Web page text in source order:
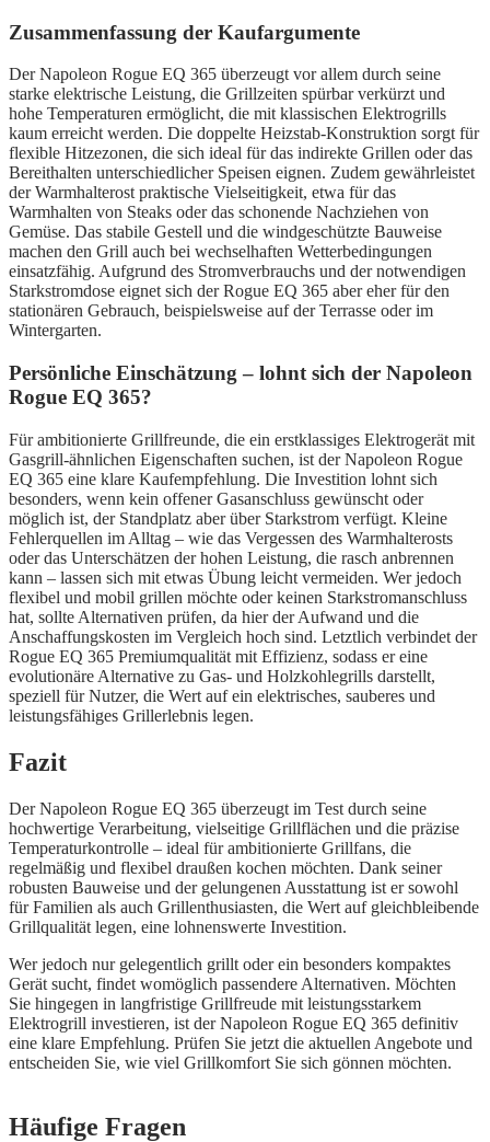
Zusammenfassung der Kaufargumente
Der Napoleon Rogue EQ 365 überzeugt vor allem durch seine
starke elektrische Leistung, die Grillzeiten spürbar verkürzt und
hohe Temperaturen ermöglicht, die mit klassischen Elektrogrills
kaum erreicht werden. Die doppelte Heizstab-Konstruktion sorgt für
flexible Hitzezonen, die sich ideal für das indirekte Grillen oder das
Bereithalten unterschiedlicher Speisen eignen. Zudem gewährleistet
der Warmhalterost praktische Vielseitigkeit, etwa für das
Warmhalten von Steaks oder das schonende Nachziehen von
Gemüse. Das stabile Gestell und die windgeschützte Bauweise
machen den Grill auch bei wechselhaften Wetterbedingungen
einsatzfähig. Aufgrund des Stromverbrauchs und der notwendigen
Starkstromdose eignet sich der Rogue EQ 365 aber eher für den
stationären Gebrauch, beispielsweise auf der Terrasse oder im
Wintergarten.
Persönliche Einschätzung – lohnt sich der Napoleon
Rogue EQ 365?
Für ambitionierte Grillfreunde, die ein erstklassiges Elektrogerät mit
Gasgrill-ähnlichen Eigenschaften suchen, ist der Napoleon Rogue
EQ 365 eine klare Kaufempfehlung. Die Investition lohnt sich
besonders, wenn kein offener Gasanschluss gewünscht oder
möglich ist, der Standplatz aber über Starkstrom verfügt. Kleine
Fehlerquellen im Alltag – wie das Vergessen des Warmhalterosts
oder das Unterschätzen der hohen Leistung, die rasch anbrennen
kann – lassen sich mit etwas Übung leicht vermeiden. Wer jedoch
flexibel und mobil grillen möchte oder keinen Starkstromanschluss
hat, sollte Alternativen prüfen, da hier der Aufwand und die
Anschaffungskosten im Vergleich hoch sind. Letztlich verbindet der
Rogue EQ 365 Premiumqualität mit Effizienz, sodass er eine
evolutionäre Alternative zu Gas- und Holzkohlegrills darstellt,
speziell für Nutzer, die Wert auf ein elektrisches, sauberes und
leistungsfähiges Grillerlebnis legen.
Fazit
Der Napoleon Rogue EQ 365 überzeugt im Test durch seine
hochwertige Verarbeitung, vielseitige Grillflächen und die präzise
Temperaturkontrolle – ideal für ambitionierte Grillfans, die
regelmäßig und flexibel draußen kochen möchten. Dank seiner
robusten Bauweise und der gelungenen Ausstattung ist er sowohl
für Familien als auch Grillenthusiasten, die Wert auf gleichbleibende
Grillqualität legen, eine lohnenswerte Investition.
Wer jedoch nur gelegentlich grillt oder ein besonders kompaktes
Gerät sucht, findet womöglich passendere Alternativen. Möchten
Sie hingegen in langfristige Grillfreude mit leistungsstarkem
Elektrogrill investieren, ist der Napoleon Rogue EQ 365 definitiv
eine klare Empfehlung. Prüfen Sie jetzt die aktuellen Angebote und
entscheiden Sie, wie viel Grillkomfort Sie sich gönnen möchten.
Häufige Fragen